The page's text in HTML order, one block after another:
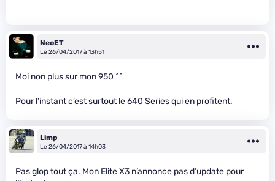
NeoET
Le 26/04/2017 à 13h51
Moi non plus sur mon 950 ^^
Pour l’instant c’est surtout le 640 Series qui en profitent.
Limp
Le 26/04/2017 à 14h03
Pas glop tout ça. Mon Elite X3 n’annonce pas d’update pour